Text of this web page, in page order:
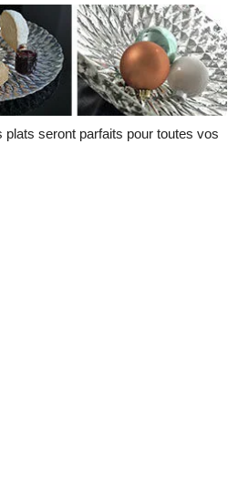
seront parfaits pour toutes vos